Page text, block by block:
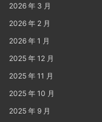
2026 年 3 月
2026 年 2 月
2026 年 1 月
2025 年 12 月
2025 年 11 月
2025 年 10 月
2025 年 9 月